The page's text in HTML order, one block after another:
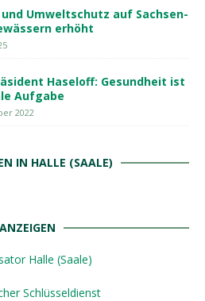
Umweltschutz auf Sachsen-
erhöht
Haseloff: Gesundheit ist
Aufgabe
2022
IN HALLE (SAALE)
ANZEIGEN